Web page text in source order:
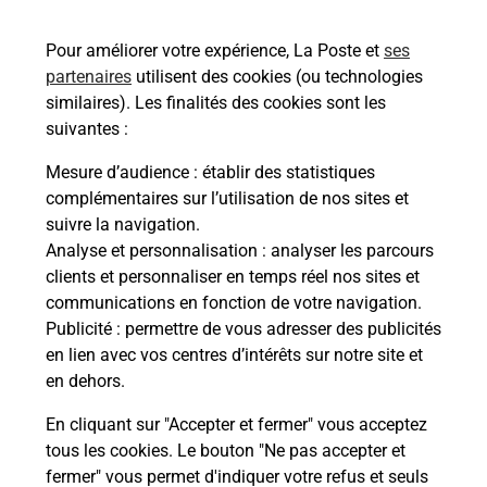
Pour améliorer votre expérience, La Poste et ses
partenaires utilisent des cookies (ou technologies
similaires). Les finalités des cookies sont les
suivantes :
Mesure d’audience : établir des statistiques
complémentaires sur l’utilisation de nos sites et
suivre la navigation.
Analyse et personnalisation : analyser les parcours
clients et personnaliser en temps réel nos sites et
communications en fonction de votre navigation.
Publicité : permettre de vous adresser des publicités
en lien avec vos centres d’intérêts sur notre site et
en dehors.
En cliquant sur "Accepter et fermer" vous acceptez
tous les cookies. Le bouton "Ne pas accepter et
fermer" vous permet d'indiquer votre refus et seuls
proposées par La Poste.
En savoir plus
Souscrire à la téléassistance
Besoin d’un système de téléassistance à l’intérieur
et/ou à l’extérieur de votre domicile ? Découvrez
les offres téléalarme dans votre bureau de Poste à
CONDE EN BRIE.